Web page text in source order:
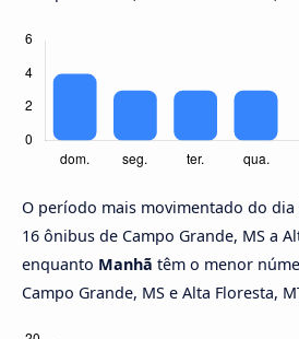
O período mais movimentado do dia
16 ônibus de Campo Grande, MS a
enquanto Manhã têm o menor
Campo Grande, MS e Alta Floresta,